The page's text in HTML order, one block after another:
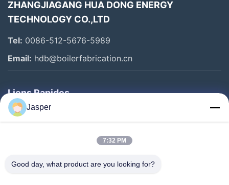
ZHANGJIAGANG HUA DONG ENERGY
TECHNOLOGY CO.,LTD
Tel: 0086-512-5676-5989
Email: hdb@boilerfabrication.cn
Liens Rapides
Maison
Visite D'usine
Jasper
7:32 PM
Good day, what product are you looking for?